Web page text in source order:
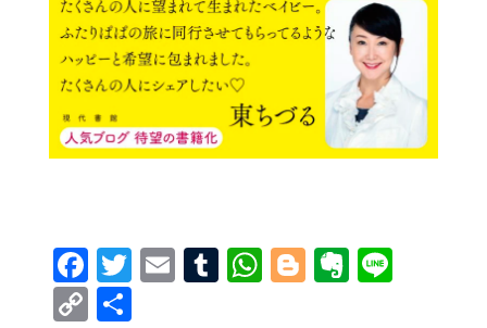
Facebook
Twitter
EmailTumblr
WhatsApp
Blogger
Copy